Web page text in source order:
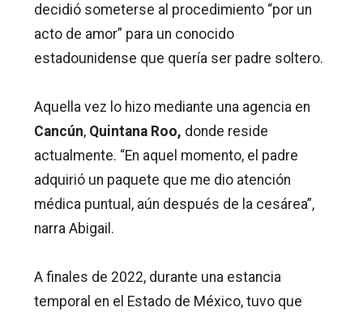
decidió someterse al procedimiento “por un
acto de amor” para un conocido
estadounidense que quería ser padre soltero.
Aquella vez lo hizo mediante una agencia en
Cancún, Quintana Roo, donde reside
actualmente. “En aquel momento, el padre
adquirió un paquete que me dio atención
médica puntual, aún después de la cesárea”,
narra Abigail.
A finales de 2022, durante una estancia
temporal en el Estado de México, tuvo que